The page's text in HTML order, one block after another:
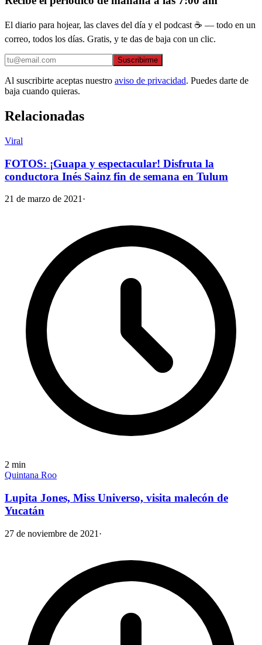
El diario para hojear, las claves del día y el podcast ☕ — todo en un
correo, todos los días. Gratis, y te das de baja con un clic.
Suscribirme
Al suscribirte aceptas nuestro aviso de privacidad. Puedes darte de
baja cuando quieras.
Relacionadas
Viral
FOTOS: ¡Guapa y espectacular! Disfruta la
conductora Inés Sainz fin de semana en Tulum
21 de marzo de 2021 ·
2 min
Quintana Roo
Lupita Jones, Miss Universo, visita malecón de
Yucatán
27 de noviembre de 2021 ·